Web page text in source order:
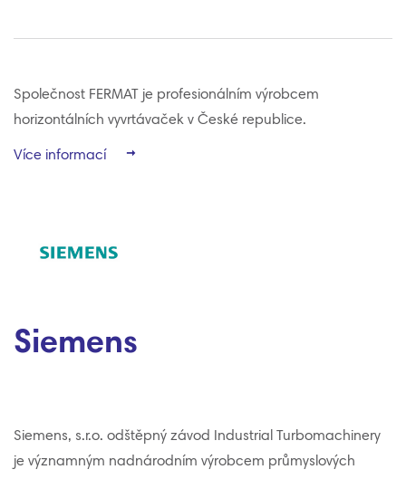
Společnost FERMAT je profesionálním výrobcem
horizontálních vyvrtávaček v České republice.
Více informací
Siemens
Siemens, s.r.o. odštěpný závod Industrial Turbomachinery
je významným nadnárodním výrobcem průmyslových